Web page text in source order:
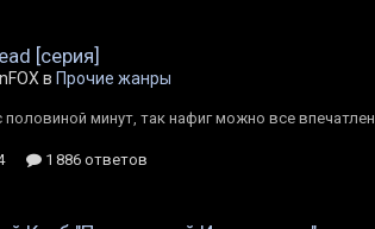
[серия]
в Прочие жанры
половиной минут, так нафиг можно все
1 886 ответов